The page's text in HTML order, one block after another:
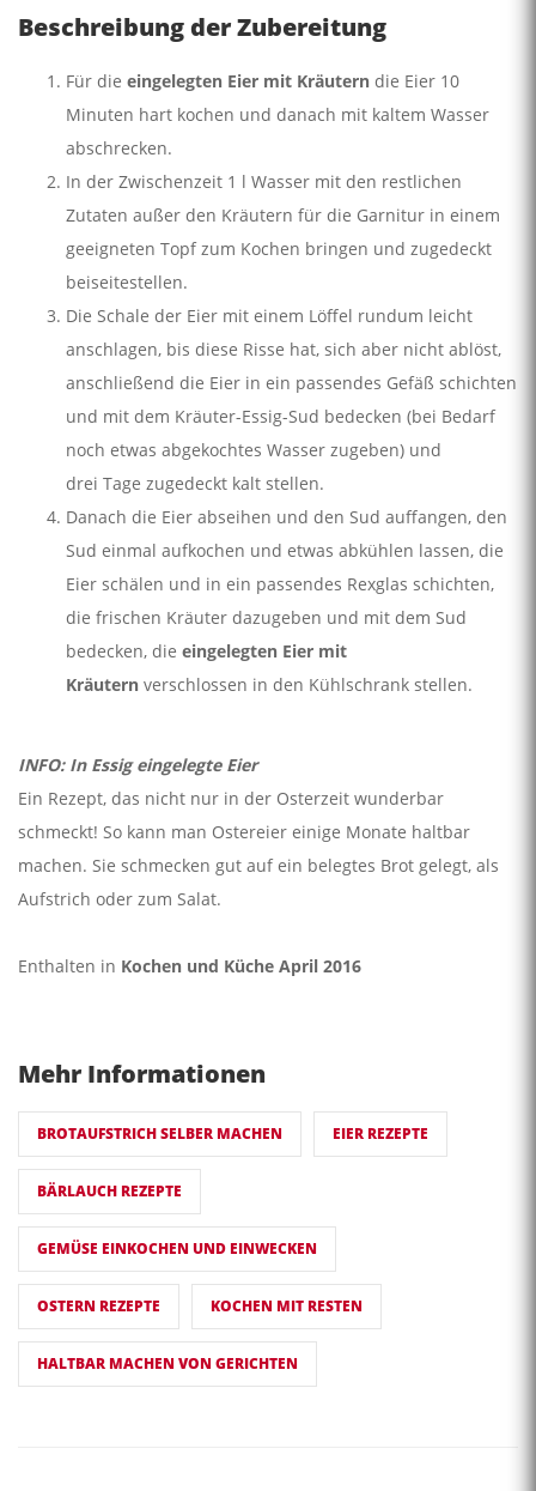
Beschreibung der Zubereitung
Für die eingelegten Eier mit Kräutern die Eier 10
Minuten hart kochen und danach mit kaltem Wasser
abschrecken.
In der Zwischenzeit 1 l Wasser mit den restlichen
Zutaten außer den Kräutern für die Garnitur in einem
geeigneten Topf zum Kochen bringen und zugedeckt
beiseitestellen.
Die Schale der Eier mit einem Löffel rundum leicht
anschlagen, bis diese Risse hat, sich aber nicht ablöst,
anschließend die Eier in ein passendes Gefäß schichten
und mit dem Kräuter-Essig-Sud bedecken (bei Bedarf
noch etwas abgekochtes Wasser zugeben) und
drei Tage zugedeckt kalt stellen.
Danach die Eier abseihen und den Sud auffangen, den
Sud einmal aufkochen und etwas abkühlen lassen, die
Eier schälen und in ein passendes Rexglas schichten,
die frischen Kräuter dazugeben und mit dem Sud
bedecken, die eingelegten Eier mit
Kräutern verschlossen in den Kühlschrank stellen.
INFO: In Essig eingelegte Eier
Ein Rezept, das nicht nur in der Osterzeit wunderbar
schmeckt! So kann man Ostereier einige Monate haltbar
machen. Sie schmecken gut auf ein belegtes Brot gelegt, als
Aufstrich oder zum Salat.
Enthalten in Kochen und Küche April 2016
Mehr Informationen
BROTAUFSTRICH SELBER MACHEN EIER REZEPTE
BÄRLAUCH REZEPTE
GEMÜSE EINKOCHEN UND EINWECKEN
OSTERN REZEPTE KOCHEN MIT RESTEN
HALTBAR MACHEN VON GERICHTEN